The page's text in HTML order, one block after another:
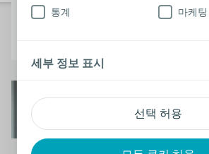
선택 허용
통계 마케팅
세부 정보 표시
장루 제품